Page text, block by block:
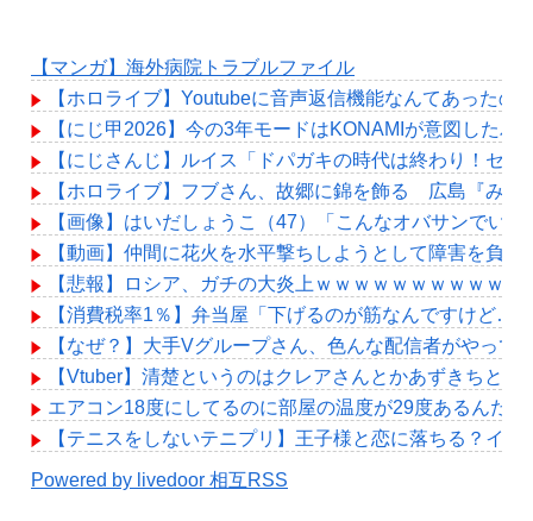
【マンガ】海外病院トラブルファイル
【ホロライブ】Youtubeに音声返信機能なんてあったの
【にじ甲2026】今の3年モードはKONAMIが意図したバ
【にじさんじ】ルイス「ドパガキの時代は終わり！セ
【ホロライブ】フブさん、故郷に錦を飾る 広島『み
【画像】はいだしょうこ（47）「こんなオバサンでい
【動画】仲間に花火を水平撃ちしようとして障害を負
【悲報】ロシア、ガチの大炎上ｗｗｗｗｗｗｗｗｗｗｗ
【消費税率1％】弁当屋「下げるのが筋なんですけど…
【なぜ？】大手Vグループさん、色んな配信者がやっ
【Vtuber】清楚というのはクレアさんとかあずきちと
エアコン18度にしてるのに部屋の温度が29度あるんだけ
【テニスをしないテニプリ】王子様と恋に落ちる？イブ
Powered by livedoor 相互RSS